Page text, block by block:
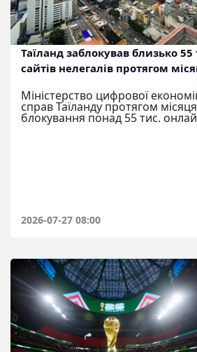
Таїланд заблокував близько
сайтів нелегалів протягом
Міністерство цифрової
справ Таїланду протягом
блокування понад 55 тис.
2026-07-27 08:00